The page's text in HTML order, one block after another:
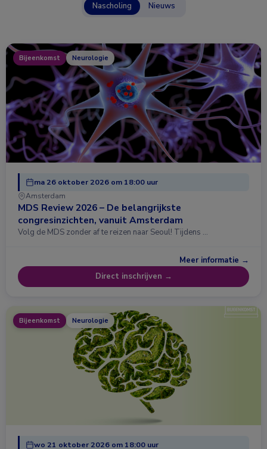
Nascholing Nieuws
Bijeenkomst Neurologie
ma 26 oktober 2026 om 18:00 uur
Amsterdam
MDS Review 2026 – De belangrijkste
congresinzichten, vanuit Amsterdam
Volg de MDS zonder af te reizen naar Seoul! Tijdens …
Meer informatie →
Direct inschrijven →
Bijeenkomst Neurologie
wo 21 oktober 2026 om 18:00 uur